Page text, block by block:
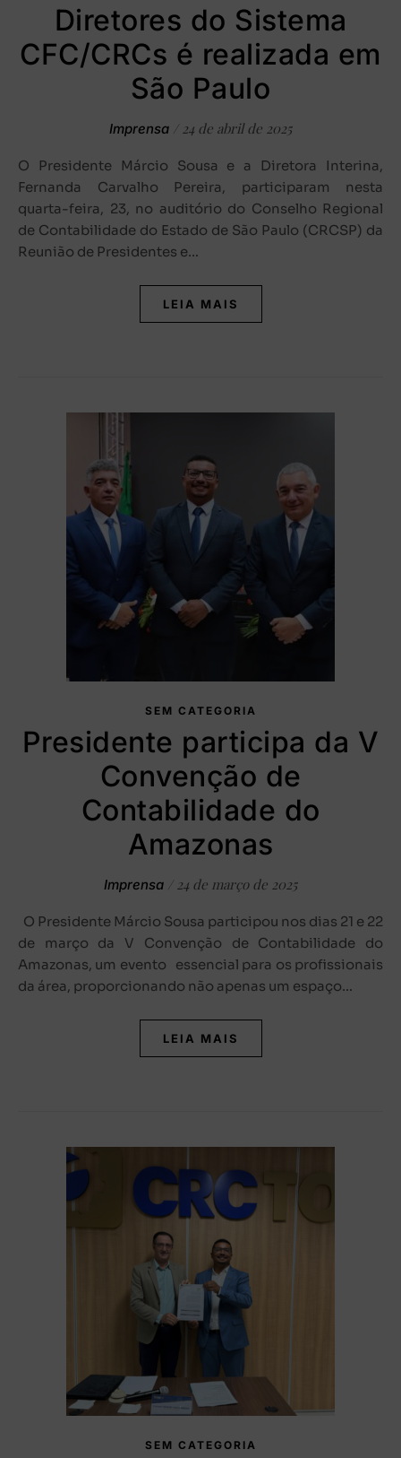
Diretores do Sistema
CFC/CRCs é realizada em
São Paulo
Imprensa / 24 de abril de 2025
O Presidente Márcio Sousa e a Diretora Interina,
Fernanda Carvalho Pereira, participaram nesta
quarta-feira, 23, no auditório do Conselho Regional
de Contabilidade do Estado de São Paulo (CRCSP) da
Reunião de Presidentes e…
LEIA MAIS
SEM CATEGORIA
Presidente participa da V
Convenção de
Contabilidade do
Amazonas
Imprensa / 24 de março de 2025
O Presidente Márcio Sousa participou nos dias 21 e 22
de março da V Convenção de Contabilidade do
Amazonas, um evento essencial para os profissionais
da área, proporcionando não apenas um espaço…
LEIA MAIS
SEM CATEGORIA